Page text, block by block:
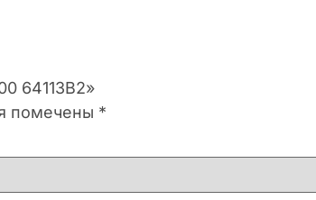
64113B2»
помечены *